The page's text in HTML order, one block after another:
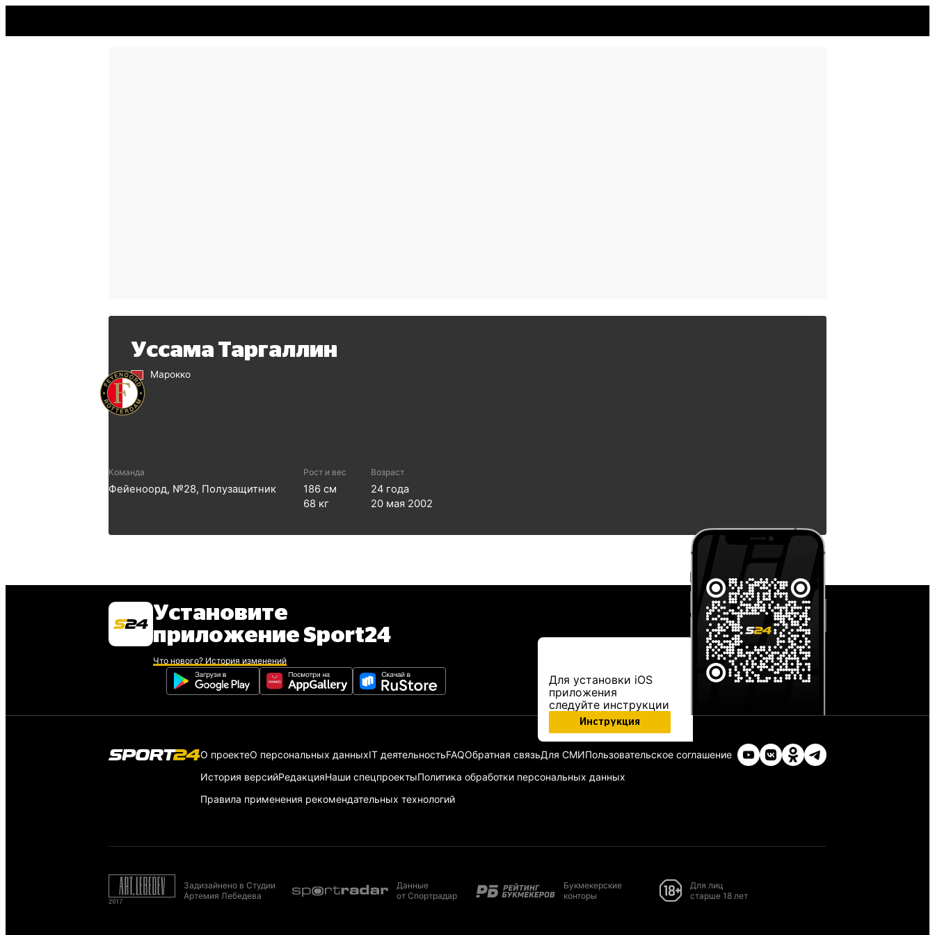
Уссама Таргаллин
Марокко
Команда
Фейеноорд, №28, Полузащитник
Рост и вес
186 см
68 кг
Возраст
24 года
20 мая 2002
Установите
приложение Sport24
Что нового? История изменений
Для установки iOS
приложения
следуйте инструкции
Инструкция
О проектеО персональных данныхIT деятельностьFAQОбратная связьДля СМИПользовательское соглашение
История версийРедакцияНаши спецпроектыПолитика обработки персональных данных
Правила применения рекомендательных технологий
Задизайнено в Студии
Артемия Лебедева
Данные
от Спортрадар
Букмекерские
конторы
Для лиц
старше 18 лет